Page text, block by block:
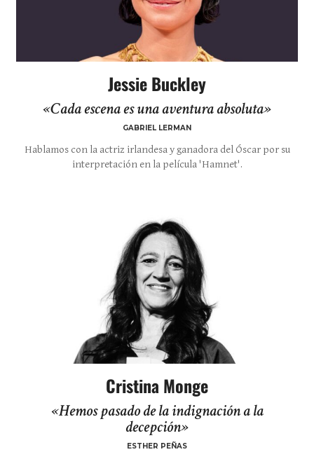
Jessie Buckley
«Cada escena es una aventura absoluta»
GABRIEL LERMAN
Hablamos con la actriz irlandesa y ganadora del Óscar por su
interpretación en la película 'Hamnet'.
Cristina Monge
«Hemos pasado de la indignación a la
decepción»
ESTHER PEÑAS